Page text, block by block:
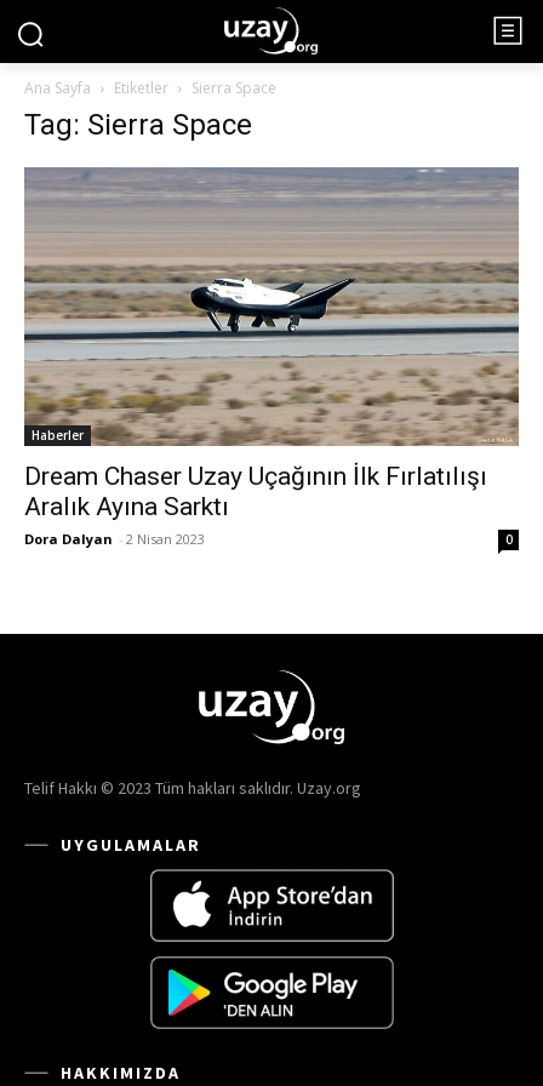
Ana Sayfa Etiketler Sierra Space
Tag: Sierra Space
Haberler
Dream Chaser Uzay Uçağının İlk Fırlatılışı
Aralık Ayına Sarktı
Dora Dalyan - 2 Nisan 2023 0
Telif Hakkı © 2023 Tüm hakları saklıdır. Uzay.org
UYGULAMALAR
HAKKIMIZDA